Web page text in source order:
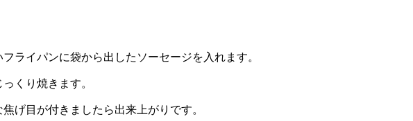
フライパンに袋から出したソーセージを入れます。
くり焼きます。
げ目が付きましたら出来上がりです。